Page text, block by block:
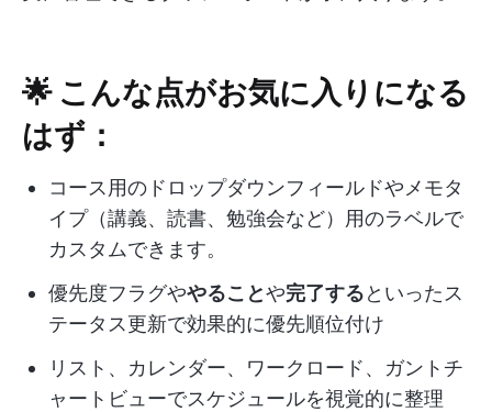
🌟 こんな点がお気に入りになる
はず：
コース用のドロップダウンフィールドやメモタ
イプ（講義、読書、勉強会など）用のラベルで
カスタムできます。
優先度フラグややることや完了するといったス
テータス更新で効果的に優先順位付け
リスト、カレンダー、ワークロード、ガントチ
ャートビューでスケジュールを視覚的に整理